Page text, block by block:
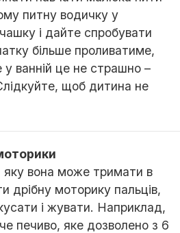
питну водичку у
і дайте спробувати
більше проливатиме,
ванній це не страшно –
щоб дитина не
яку вона може тримати в
дрібну моторику пальців,
і жувати. Наприклад,
печиво, яке дозволено з 6